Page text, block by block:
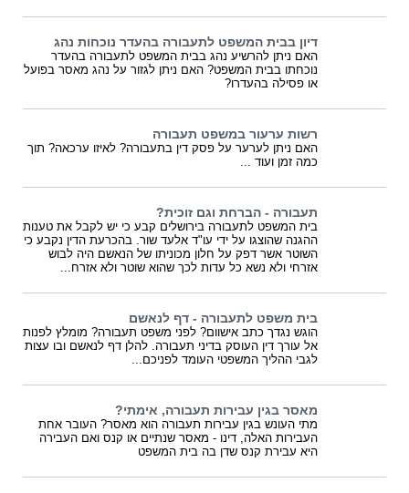
דיון בבית המשפט לתעבורה בהעדר נוכחות נהג
האם ניתן להרשיע נהג בבית המשפט לתעבורה בהעדר
נוכחתו בבית המשפט? האם ניתן לגזור על נהג מאסר בפועל
או פסילה בהעדרו?
רשות ערעור במשפט תעבורה
האם ניתן לערער על פסק דין בתעבורה? לאיזו ערכאה? תוך
כמה זמן ועוד ...
תעבורה - הברחת וגם זוכית?
בית המשפט לתעבורה בירושלים קבע כי יש לקבל את טענות
ההגנה שהוצגו על ידי עו"ד אלעד שור. בהכרעת הדין נקבע כי
השוטר אשר דפק על חלון מכוניתו של הנאשם היה לבוש
אזרחי ולא נשא כל עדות לכך שהוא שוטר ולא אזרח...
בית משפט לתעבורה - דף לנאשם
הוגש נגדך כתב אישוום? לפני משפט תעבורה? מומלץ לפנות
אל עורך דין העוסק בדיני תעבורה. להלן דף לנאשם ובו עצות
לגבי ההליך המשפטי העומד לפניכם...
מאסר בגין עבירות תעבורה, אימתי?
מתי העונש בגין עבירות תעבורה הוא מאסר? העובר אחת
העבירות האלה, דינו - מאסר שנתיים או קנס ואם העבירה
היא עבירת קנס שדן בה בית המשפט